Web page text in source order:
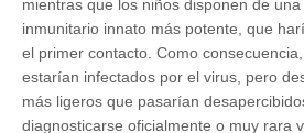
mientras que los niños disponen de
inmunitario innato más potente, que
el primer contacto. Como
estarían infectados por el virus, pero
más ligeros que pasarían
diagnosticarse oficialmente o muy rara